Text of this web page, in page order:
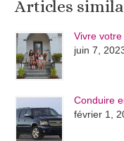
Articles
Vivre votre
juin 7,
Conduire
février 1,